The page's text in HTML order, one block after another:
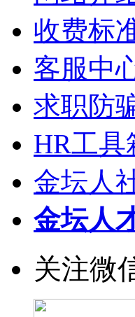
收费标
客服中
求职防
HR工具
金坛人
金坛人
关注微